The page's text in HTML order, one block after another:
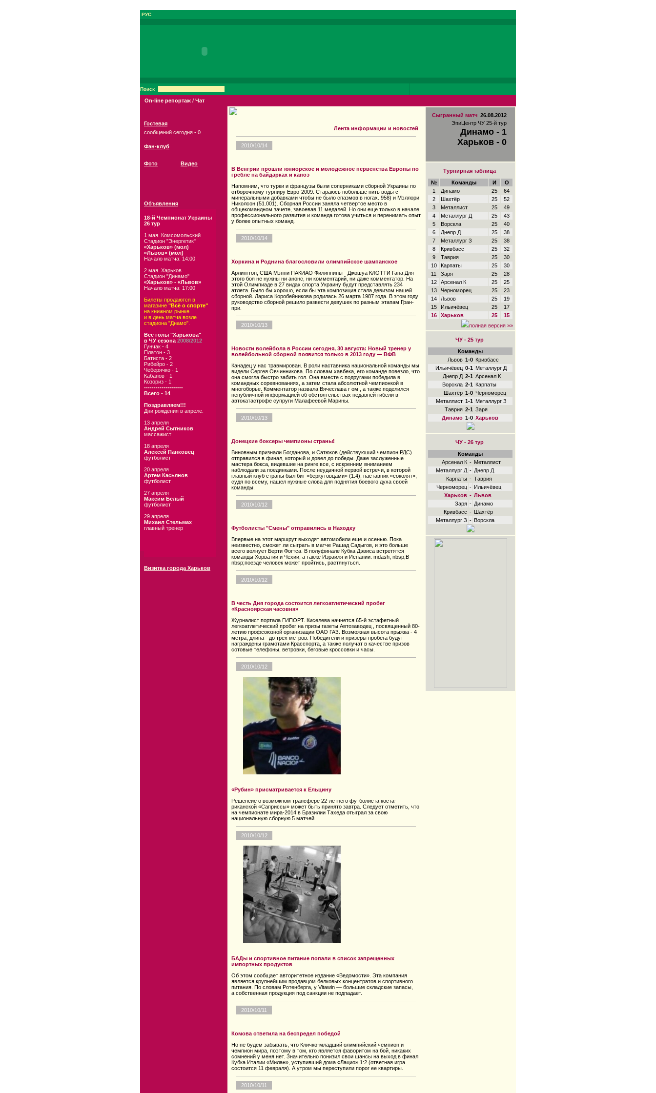
РУС
Поиск
On-line репортаж / Чат
Гостевая
сообщений сегодня - 0
Фан-клуб
Фото Видео
Объявления
18-й Чемпионат Украины
26 тур
1 мая. Комсомольский
Стадион "Энергетик"
«Харьков» (мол)
«Львов» (мол)
Начало матча: 14:00
2 мая. Харьков
Стадион "Динамо"
«Харьков» - «Львов»
Начало матча: 17:00
Билеты продаются в
магазине "Всё о спорте"
на книжном рынке
и в день матча возле
стадиона "Днамо".
Все голы "Харькова"
в ЧУ сезона 2008/2012
Гунчак - 4
Платон - 3
Батиста - 2
Рибейро - 2
Чеберячко - 1
Кабанов - 1
Козориз - 1
--------------------
Всего - 14
Поздравляем!!!
Дни рождения в апреле.
13 апреля
Андрей Сытников
массажист
18 апреля
Алексей Панковец
футболист
20 апреля
Артем Касьянов
футболист
27 апреля
Максим Белый
футболист
29 апреля
Михаил Стельмах
главный тренер
Визитка города Харьков
Лента информации и новостей
2010/10/14
В Венгрии прошли юниорское и молодежное первенства Европы по
гребле на байдарках и каноэ
Напомним, что турки и французы были соперниками сборной Украины по
отборочному турниру Евро-2009. Стараюсь побольше пить воды с
минеральными добавками чтобы не было спазмов в ногах. 958) и Мэллори
Николсон (51.001). Сборная России заняла четвертое место в
общекомандном зачете, завоевав 11 медалей. Но они еще только в начале
профессионального развития и команда готова учиться и перенимать опыт
у более опытных команд.
2010/10/14
Хоркина и Роднина благословили олимпийское шампанское
Арлингтон, США Мэнни ПАКИАО Филиппины - Джошуа КЛОТТИ Гана Для
этого боя не нужны ни анонс, ни комментарий, ни даже комментатор. На
этой Олимпиаде в 27 видах спорта Украину будут представлять 234
атлета. Было бы хорошо, если бы эта композиция стала девизом нашей
сборной. Лариса Коробейникова родилась 26 марта 1987 года. В этом году
руководство сборной решило развести девушек по разным этапам Гран-
при.
2010/10/13
Новости волейбола в России сегодня, 30 августа: Новый тренер у
волейбольной сборной появится только в 2013 году — ВФВ
Канадец у нас травмирован. В роли наставника национальной команды мы
видели Сергея Овчинникова. По словам хавбека, его команде повезло, что
она смогла быстро забить гол. Она вместе с подругами победила в
командных соревнованиях, а затем стала абсолютной чемпионкой в
многоборье. Комментатор назвала Вячеслава г ом , а также поделился
непубличной информацией об обстоятельствах недавней гибели в
автокатастрофе супруги Малафеевой Марины.
2010/10/13
Донецкие боксеры чемпионы страны!
Виновным признали Богданова, и Сатюков (действуюший чемпион РДС)
отправился в финал, который и довел до победы. Даже заслуженные
мастера бокса, видевшие на ринге все, с искренним вниманием
наблюдали за поединками. После неудачной первой встречи, в которой
главный клуб страны был бит «беркутовцами» (1:4), наставник «соколят»,
судя по всему, нашел нужные слова для поднятия боевого духа своей
команды.
2010/10/12
Футболисты "Смены" отправились в Находку
Впервые на этот маршрут выходят автомобили еще и осенью. Пока
неизвестно, сможет ли сыграть в матче Рашад Садыгов, и это больше
всего волнует Берти Фогтса. В полуфинале Кубка Дэвиса встретятся
команды Хорватии и Чехии, а также Израиля и Испании. mdash; nbsp;В
nbsp;поезде человек может пройтись, растянуться.
2010/10/12
В честь Дня города состоится легкоатлетический пробег
«Красноярская часовня»
Журналист портала ГИПОРТ. Киселева начнется 65-й эстафетный
легкоатлетический пробег на призы газеты Автозаводец , посвященный 80-
летию профсоюзной организации ОАО ГАЗ. Возможная высота прыжка - 4
метра, длина - до трех метров. Победители и призеры пробега будут
награждены грамотами Красспорта, а также получат в качестве призов
сотовые телефоны, ветровки, беговые кроссовки и часы.
2010/10/12
«Рубин» присматривается к Ельцину
Решенеие о возможном трансфере 22-летнего футболиста коста-
риканской «Саприссы» может быть принято завтра. Следует отметить, что
на чемпионате мира-2014 в Бразилии Тахеда отыграл за свою
национальную сборную 5 матчей.
2010/10/12
БАДы и спортивное питание попали в список запрещенных
импортных продуктов
Об этом сообщает авторитетное издание «Ведомости». Эта компания
является крупнейшим продавцом белковых концентратов и спортивного
питания. По словам Ротенберга, у Vitawin — большие складские запасы,
а собственная продукция под санкции не подпадает.
2010/10/11
Комова ответила на беспредел победой
Но не будем забывать, что Кличко-младший олимпийский чемпион и
чемпион мира, поэтому в том, кто является фаворитом на бой, никаких
сомнений у меня нет. Значительно понизил свои шансы на выход в финал
Кубка Италии «Милан», уступивший дома «Лацио» 1:2 (ответная игра
состоится 11 февраля). А утром мы переступили порог ее квартиры.
2010/10/11
Сыгранный матч 26.08.2012
ЭпиЦентр ЧУ 25-й тур
Динамо - 1
Харьков - 0
Турнирная таблица
№ Команды И
О
1
Динамо 25
64
2
Шахтёр 25
52
3
Металлист 25
49
4
Металлург Д 25
43
5
Ворскла 25
40
6
Днепр Д 25
38
7
Металлург З 25
38
8
Кривбасс 25
32
9
Таврия 25
30
10
Карпаты 25
30
11
Заря 25
28
12
Арсенал К 25
25
13
Черноморец 25
23
14
Львов 25
19
15
Ильичёвец 25
17
16
Харьков 25
15
полная версия »»
ЧУ - 25 тур
Команды
Львов 1-0 Кривбасс
Ильичёвец 0-1 Металлург Д
Днепр Д 2-1 Арсенал К
Ворскла 2-1 Карпаты
Шахтёр 1-0 Черноморец
Металлист 1-1 Металлург З
Таврия 2-1 Заря
Динамо 1-0 Харьков
ЧУ - 26 тур
Команды
Арсенал К - Металлист
Металлург Д - Днепр Д
Карпаты - Таврия
Черноморец - Ильичёвец
Харьков - Львов
Заря - Динамо
Кривбасс - Шахтёр
Металлург З - Ворскла